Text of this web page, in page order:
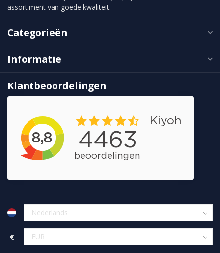
assortiment van goede kwaliteit.
Categorieën
Informatie
Klantbeoordelingen
€